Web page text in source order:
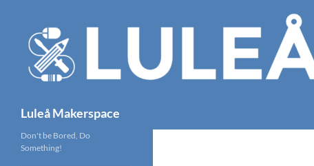
innehåll
Luleå Makerspace
Don't be Bored, Do
Something!